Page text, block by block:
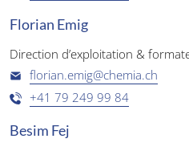
Florian Emig
Direction d’exploitation &
florian.emig@chemia.ch
+41 79 249 99 84
Besim Fej